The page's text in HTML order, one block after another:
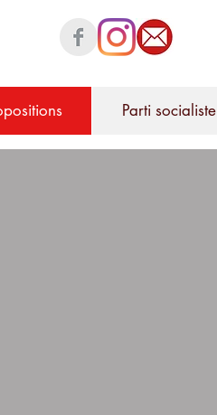
Parti socialiste